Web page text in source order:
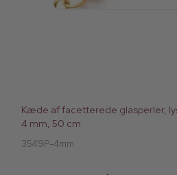
Kæde af facetterede glasperler,
4 mm, 50 cm
3549P-4mm